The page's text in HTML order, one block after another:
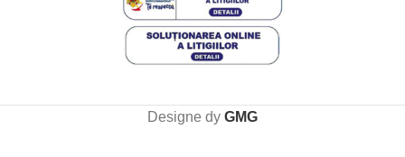
Designe dy GMG